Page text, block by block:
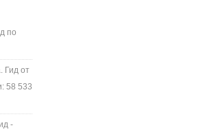
по
Гид от
58 533
-